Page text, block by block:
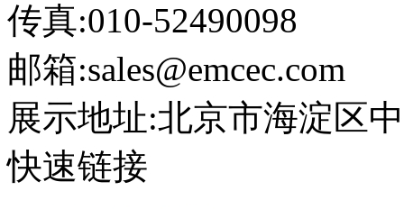
传真:010-52490098
邮箱:sales@emcec.com
展示地址:北京市海淀区
快速链接